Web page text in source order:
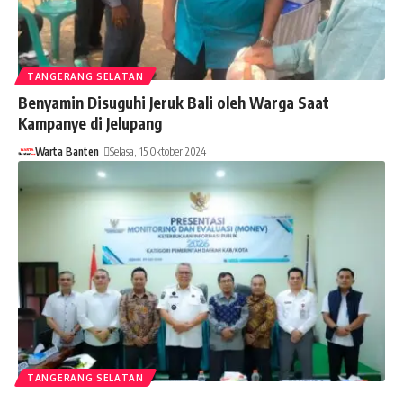
TANGERANG SELATAN
Benyamin Disuguhi Jeruk Bali oleh Warga Saat
Kampanye di Jelupang
Warta Banten Selasa, 15 Oktober 2024
TANGERANG SELATAN